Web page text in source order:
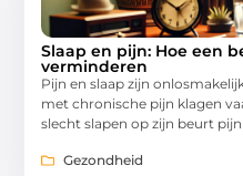
Slaap en pijn: Hoe een
verminderen
Pijn en slaap zijn
met chronische pijn klagen
slecht slapen op zijn beurt
Gezondheid